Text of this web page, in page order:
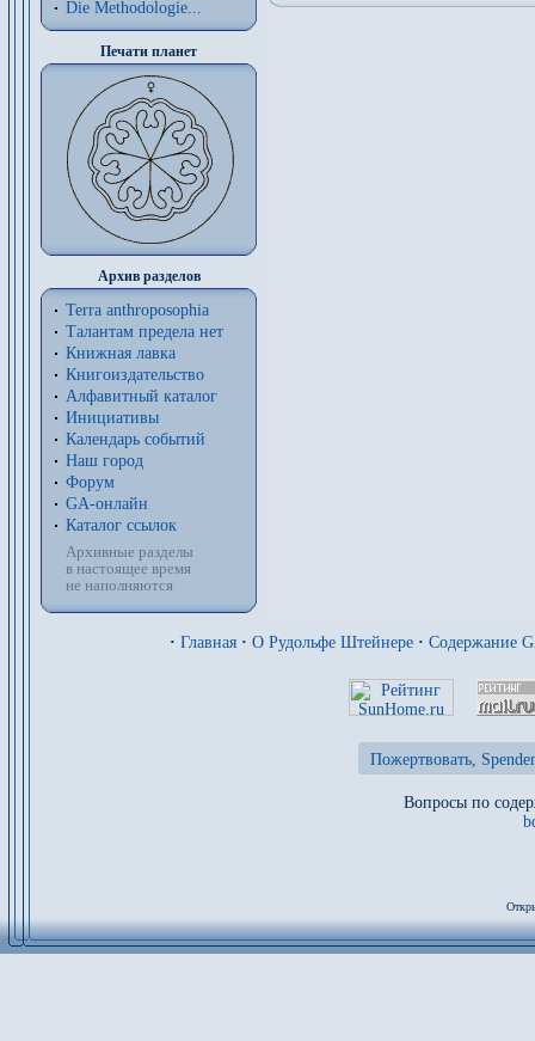
Die Methodologie...
Печати планет
Архив разделов
Terra anthroposophia
Талантам предела нет
Книжная лавка
Книгоиздательство
Алфавитный каталог
Инициативы
Календарь событий
Наш город
Форум
GA-онлайн
Каталог ссылок
Архивные разделы
в настоящее время
не наполняются
· Главная · О Рудольфе Штейнере · Содержание
Пожертвовать,
Вопросы по